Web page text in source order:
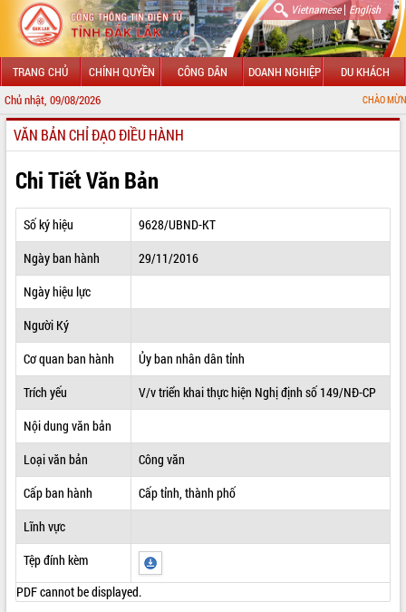
Vietnamese| English
TRANG CHỦ CHÍNH QUYỀN CÔNG DÂN DOANH NGHIỆP DU KHÁCH
Chủ nhật, 09/08/2026 CHÀO MỪNG ĐẾN VỚI
GIỚI THIỆU
LÃNH ĐẠO UBND TỈNH
TIN TỨC SỰ KIỆN
SỞ, BAN, NGÀNH
THÔNG TIN CHỈ ĐẠO ĐIỀU HÀNH
HỆ THỐNG VĂN BẢN
VĂN BẢN HĐND TỈNH
ĐIỂM TIN VĂN BẢN
QUY HOẠCH - KẾ HOẠCH
VĂN BẢN CHỈ ĐẠO ĐIỀU HÀNH
Chi Tiết Văn Bản
Số ký hiệu
9628/UBND-KT
Ngày ban hành
29/11/2016
Ngày hiệu lực
Người Ký
Cơ quan ban hành
Ủy ban nhân dân tỉnh
Trích yếu
V/v triển khai thực hiện Nghị định số 149/NĐ-CP
Nội dung văn bản
Loại văn bản
Công văn
Cấp ban hành
Cấp tỉnh, thành phố
Lĩnh vực
Tệp đính kèm
PDF cannot be displayed.